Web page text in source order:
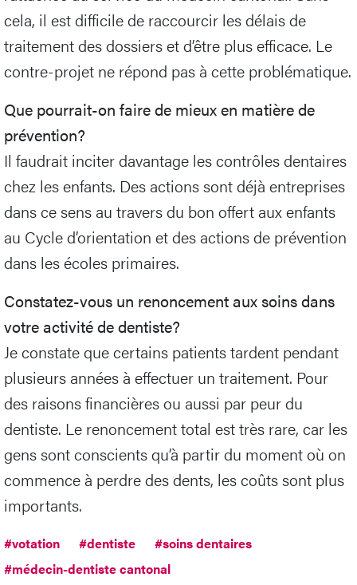
cela, il est difficile de raccourcir les délais de
traitement des dossiers et d’être plus efficace. Le
contre-projet ne répond pas à cette problématique.
Que pourrait-on faire de mieux en matière de
prévention?
Il faudrait inciter davantage les contrôles dentaires
chez les enfants. Des actions sont déjà entreprises
dans ce sens au travers du bon offert aux enfants
au Cycle d’orientation et des actions de prévention
dans les écoles primaires.
Constatez-vous un renoncement aux soins dans
votre activité de dentiste?
Je constate que certains patients tardent pendant
plusieurs années à effectuer un traitement. Pour
des raisons financières ou aussi par peur du
dentiste. Le renoncement total est très rare, car les
gens sont conscients qu’à partir du moment où on
commence à perdre des dents, les coûts sont plus
importants.
#votation #dentiste
#soins dentaires
#médecin-dentiste cantonal